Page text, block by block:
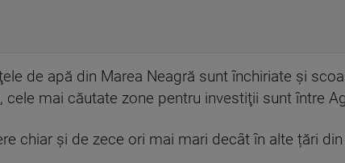
de apă din Marea Neagră sunt închiriate și
mai căutate zone pentru investiţii sunt între
chiar și de zece ori mai mari decât în alte țări din